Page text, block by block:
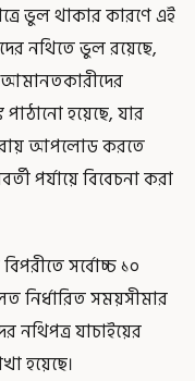
ভুল থাকার কারণে এই
নথিতে ভুল রয়েছে,
আমানতকারীদের
হয়েছে, যার
আপলোড করতে
পর্যায়ে বিবেচনা করা
সর্বোচ্চ ১০
নির্ধারিত সময়সীমার
নথিপত্র যাচাইয়ের
হয়েছে।